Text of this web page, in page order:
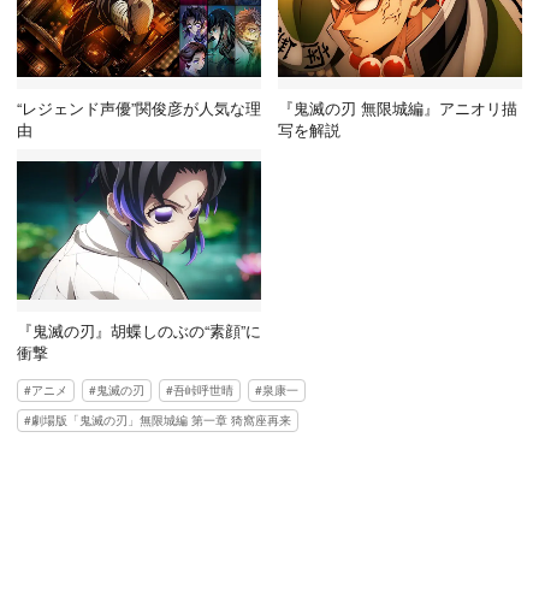
“レジェンド声優”関俊彦が人気な理
由
『鬼滅の刃 無限城編』アニオリ描
写を解説
『鬼滅の刃』胡蝶しのぶの“素顔”に
衝撃
アニメ 鬼滅の刃 吾峠呼世晴
泉康一
劇場版「鬼滅の刃」無限城編 第一章 猗窩座再来